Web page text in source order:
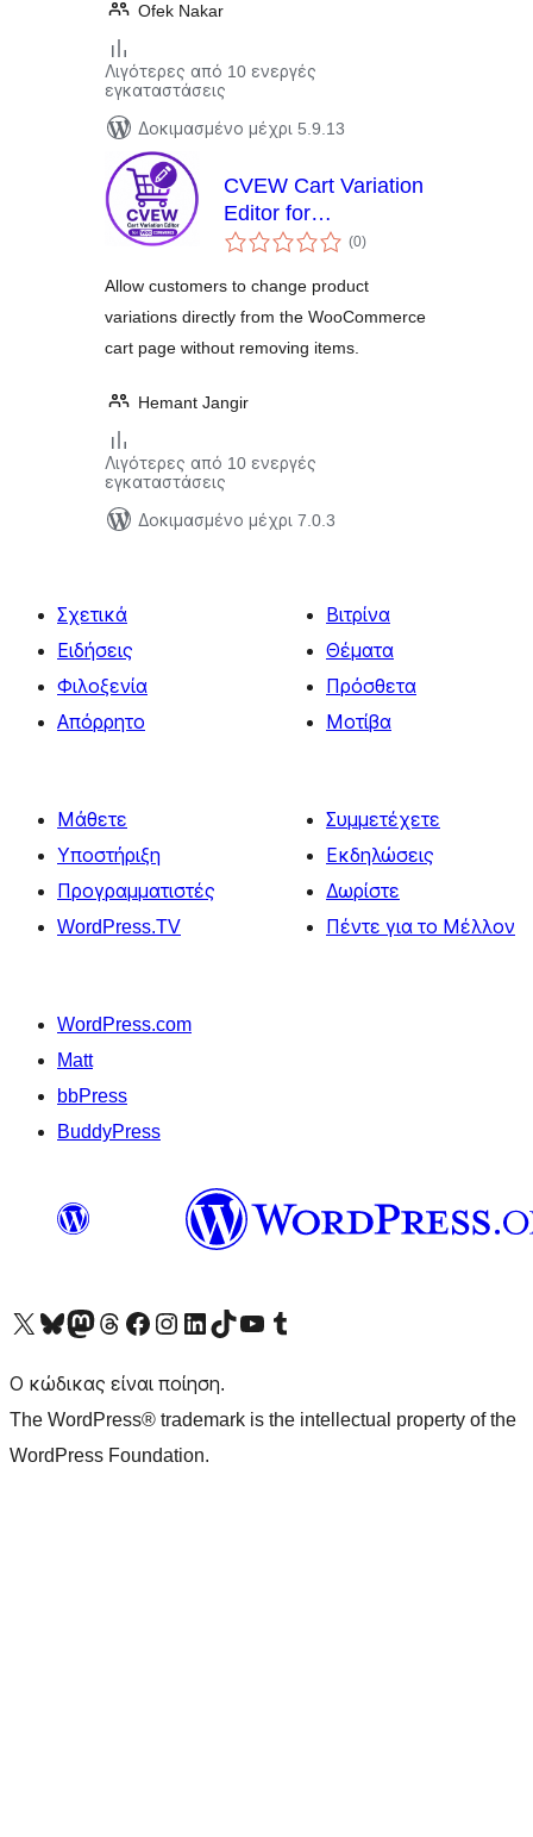
Ofek Nakar
Λιγότερες από 10 ενεργές
εγκαταστάσεις
Δοκιμασμένο μέχρι 5.9.13
CVEW Cart Variation
Editor for
WooCommerce
(0αξιολογήσεις
σύνολο
)
Allow customers to change product
variations directly from the WooCommerce
cart page without removing items.
Hemant Jangir
Λιγότερες από 10 ενεργές
εγκαταστάσεις
Δοκιμασμένο μέχρι 7.0.3
Σχετικά
Ειδήσεις
Φιλοξενία
Απόρρητο
Βιτρίνα
Θέματα
Πρόσθετα
Μοτίβα
Μάθετε
Υποστήριξη
Προγραμματιστές
WordPress.TV
Συμμετέχετε
Εκδηλώσεις
Δωρίστε
Πέντε για το Μέλλον
WordPress.com
Matt
bbPress
BuddyPress
Visit our X (formerly Twitter) account
Visit our Bluesky account
Επισκεφθείτε τον λογαριασμό μας στο Mastodon
Visit our Threads account
Επισκεφτείτε τη σελίδα μας στο Facebook
Επισκεφθείτε τον λογαριασμό μας Instagram
Επισκεφθείτε τον λογαριασμό μας LinkedIn
Visit our TikTok account
Visit our YouTube channel
Visit our Tumblr account
Ο κώδικας είναι ποίηση.
The WordPress® trademark is the intellectual property of the
WordPress Foundation.